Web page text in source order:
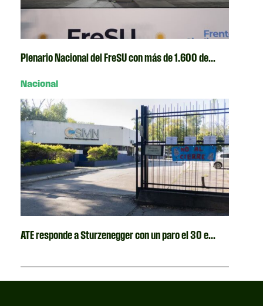
Plenario Nacional del FreSU con más de 1.600 de...
Nacional
ATE responde a Sturzenegger con un paro el 30 e...